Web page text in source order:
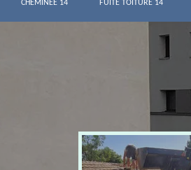
CHEMINÉE 14
FUITE TOITURE 14